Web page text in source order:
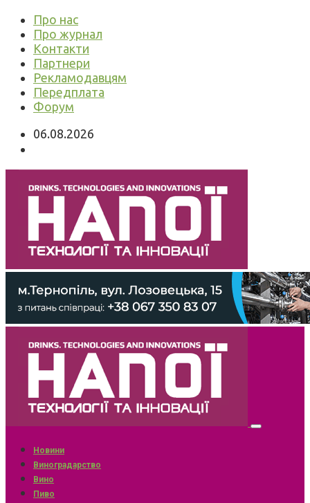
Про нас
Про журнал
Контакти
Партнери
Рекламодавцям
Передплата
Форум
06.08.2026
Новини
Виноградарство
Вино
Пиво